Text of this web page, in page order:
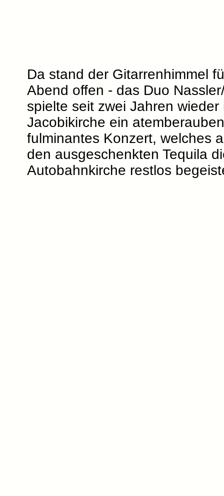
Da stand der Gitarrenhimmel
Abend offen - das Duo
spielte seit zwei Jahren wieder
Jacobikirche ein
fulminantes Konzert, welches
den ausgeschenkten Tequila
Autobahnkirche restlos